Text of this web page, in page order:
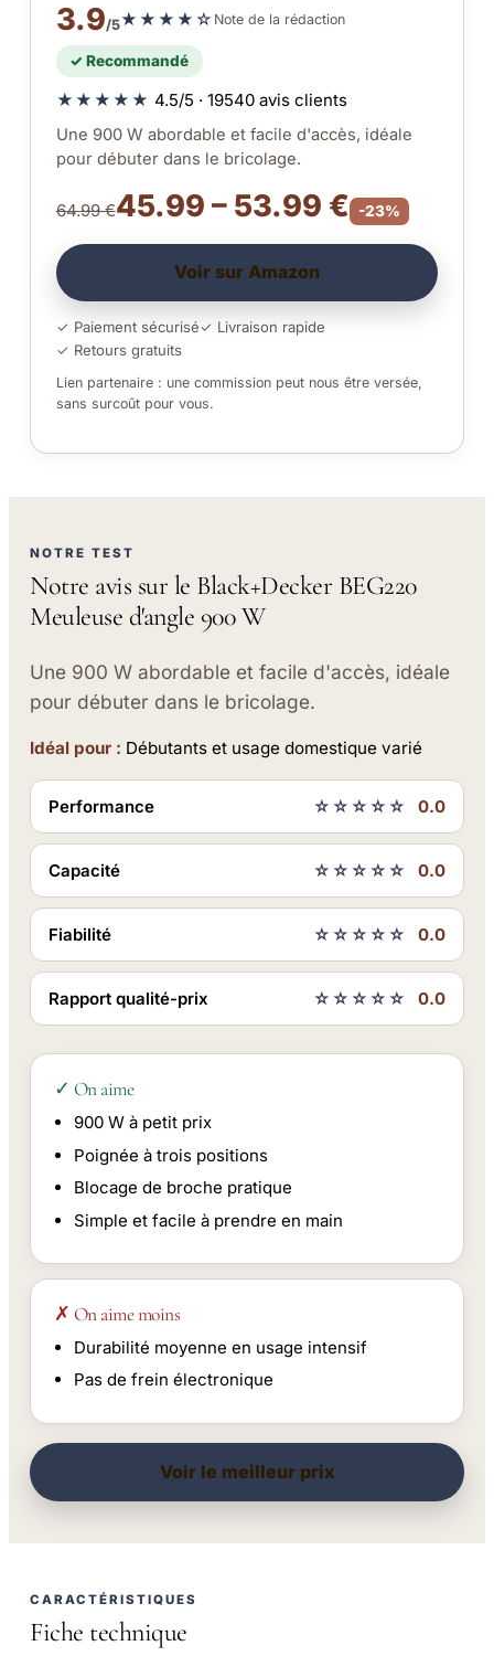
3.9/5★★★★☆ Note de la rédaction
✓ Recommandé
★★★★★ 4.5/5 · 19540 avis clients
Une 900 W abordable et facile d'accès, idéale
pour débuter dans le bricolage.
64.99 €45.99 – 53.99 € -23%
Voir sur Amazon
✓ Paiement sécurisé✓ Livraison rapide
✓ Retours gratuits
Lien partenaire : une commission peut nous être versée,
sans surcoût pour vous.
NOTRE TEST
Notre avis sur le Black+Decker BEG220
Meuleuse d'angle 900 W
Une 900 W abordable et facile d'accès, idéale
pour débuter dans le bricolage.
Idéal pour : Débutants et usage domestique varié
Performance ☆☆☆☆☆ 0.0
Capacité ☆☆☆☆☆ 0.0
Fiabilité ☆☆☆☆☆ 0.0
Rapport qualité-prix ☆☆☆☆☆ 0.0
✓ On aime
900 W à petit prix
Poignée à trois positions
Blocage de broche pratique
Simple et facile à prendre en main
✗ On aime moins
Durabilité moyenne en usage intensif
Pas de frein électronique
Voir le meilleur prix
CARACTÉRISTIQUES
Fiche technique